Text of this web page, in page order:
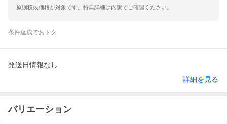
原則税抜価格が対象です。特典詳細は内訳でご確認ください。
条件達成でおトク
発送日情報なし
詳細を見る
バリエーション